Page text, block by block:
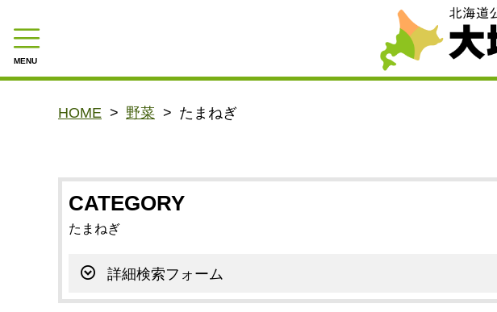
MENU
CATEGORY
たまねぎ
HOME 野菜 たまねぎ
CATEGORY
たまねぎ
詳細検索フォーム